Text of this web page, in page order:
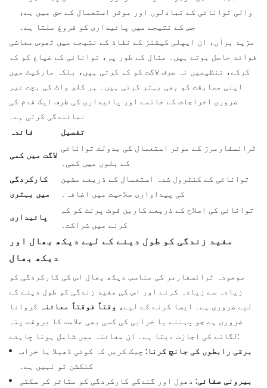
والی توانائی کے تبادلوں اور موثر استعمال کے حق میں ہے،
جس کے نتیجے میں پائیداری کو فروغ ملتا ہے۔
مزید برآں، ان ایپلی کیشنز کے نفاذ کے نتیجے میں ٹھوس معاشی
فوائد حاصل ہوتے ہیں۔ مثال کے طور پر، توانائی کے ضیاع کو کم
کرکے، تنظیمیں نہ صرف لاگت کو کم کرتی ہیں، بلکہ مارکیٹ میں
اپنی مسابقت کو بھی بہتر کرتی ہیں۔ ہر کلو واٹ کی بچت غیر
ضروری اخراجات کے خاتمے اور پائیداری کی طرف ایک قدم کی
نمائندگی کرتی ہے۔
فائدہ
تفصیل
لاگت میں کمی
ٹرانسفارمرز کے موثر استعمال کی بدولت توانائی
کے بلوں میں کمی۔
کارکردگی
میں بہتری
توانائی کے کنٹرول شدہ استعمال کے ذریعے مشین
کی پیداواری صلاحیت میں اضافہ۔
پائیداری
توانائی کی اصلاح کے ذریعے کاربن فوٹ پرنٹ کو کم
کرنے میں شراکت۔
مفید زندگی کو طول دینے کے لیے دیکھ بھال اور
دیکھ بھال
موجودہ ٹرانسفارمر کی مناسب دیکھ بھال اس کی کارکردگی کو
زیادہ سے زیادہ کرنے اور اس کی مفید زندگی کو طول دینے کے
لیے ضروری ہے۔ ایسا کرنے کے لیے، وقتاً فوقتاً معائنہ کروانا
ضروری ہے جو پہننے یا خرابی کی کسی بھی علامت کا بروقت پتہ
لگانے کی اجازت دیتا ہے۔ ان معائنہ میں شامل ہونا چاہئے:
برقی رابطوں کی جانچ کرنا: چیک کریں کہ کوئی ڈھیلا یا خراب
کنکشن تو نہیں ہے۔
بیرونی صفائی: دھول اور گندگی کارکردگی کو متاثر کر سکتی